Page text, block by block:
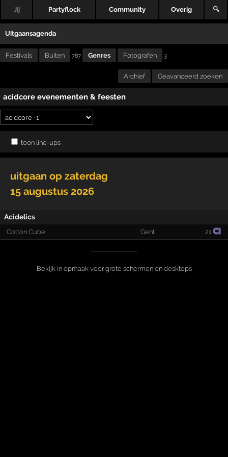
Jij Partyflock Community Overig 🔍
Uitgaansagenda
Festivals Buiten ,787 Genres Fotografen ,3
Archief Geavanceerd zoeken
acidcore evenementen & feesten
toon line-ups
uitgaan op zaterdag
15 augustus 2026
Acidelics
Cotton Cube Gent 21
Bekijk in opmaak voor grote schermen en desktops